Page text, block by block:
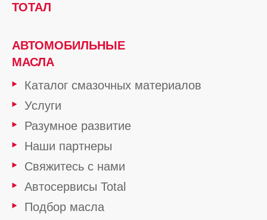
ТОТАЛ
АВТОМОБИЛЬНЫЕ
МАСЛА
Каталог смазочных материалов
Услуги
Разумное развитие
Наши партнеры
Свяжитесь с нами
Автосервисы Total
Подбор масла